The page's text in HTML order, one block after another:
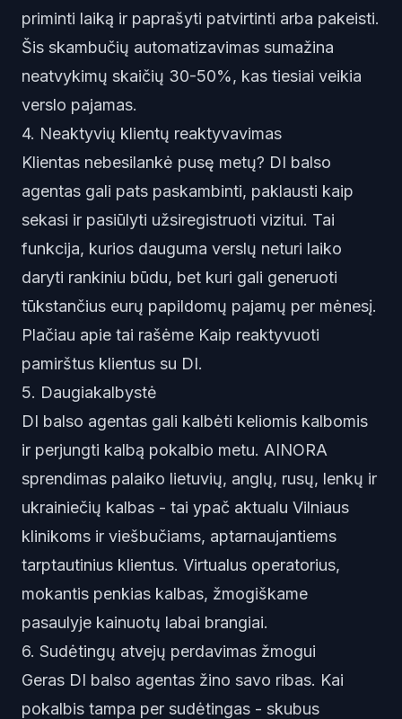
priminti laiką ir paprašyti patvirtinti arba pakeisti.
Šis skambučių automatizavimas sumažina
neatvykimų skaičių 30-50%, kas tiesiai veikia
verslo pajamas.
4. Neaktyvių klientų reaktyvavimas
Klientas nebesilankė pusę metų? DI balso
agentas gali pats paskambinti, paklausti kaip
sekasi ir pasiūlyti užsiregistruoti vizitui. Tai
funkcija, kurios dauguma verslų neturi laiko
daryti rankiniu būdu, bet kuri gali generuoti
tūkstančius eurų papildomų pajamų per mėnesį.
Plačiau apie tai rašėme Kaip reaktyvuoti
pamirštus klientus su DI.
5. Daugiakalbystė
DI balso agentas gali kalbėti keliomis kalbomis
ir perjungti kalbą pokalbio metu. AINORA
sprendimas palaiko lietuvių, anglų, rusų, lenkų ir
ukrainiečių kalbas - tai ypač aktualu Vilniaus
klinikoms ir viešbučiams, aptarnaujantiems
tarptautinius klientus. Virtualus operatorius,
mokantis penkias kalbas, žmogiškame
pasaulyje kainuotų labai brangiai.
6. Sudėtingų atvejų perdavimas žmogui
Geras DI balso agentas žino savo ribas. Kai
pokalbis tampa per sudėtingas - skubus